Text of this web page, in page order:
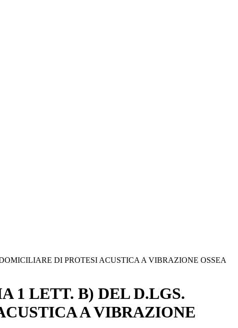
DI PROTESI ACUSTICA A VIBRAZIONE OSSEA
1 LETT. B) DEL D.LGS.
A VIBRAZIONE